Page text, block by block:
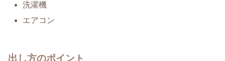
洗濯機
エアコン
出し方のポイント